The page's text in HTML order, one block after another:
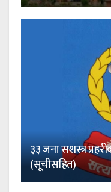
३३ जना सशस्त्र
(सूचीसहित)